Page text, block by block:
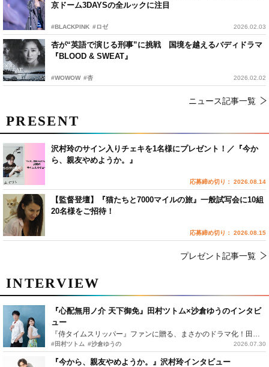
京ドーム3DAYSの全ルックに注目
#BLACKPINK #ロゼ 2026.02.03
杏が“英語で演じる刑事”に挑戦 国境を越えるバディドラマ
『BLOOD & SWEAT』
#WOWOW #杏 2026.02.02
ニュース記事一覧
INTERVIEW
『心配無用ノ介 天下御免』田村ツトム×沙倉ゆうのインタビ
ュー
#田村ツトム #沙倉ゆうの 2026.07.30
『今から、親友やめようか。』沢村玲インタビュー
PRESENT
沢村玲のサイン入りチェキを1名様にプレゼント！／『今か
ら、親友やめようか。』
応募締め切り： 2026.08.14
【監督登壇】『猫たちと7000マイルの旅』一般試写会に10組
20名様をご招待！
応募締め切り： 2026.08.15
プレゼント記事一覧